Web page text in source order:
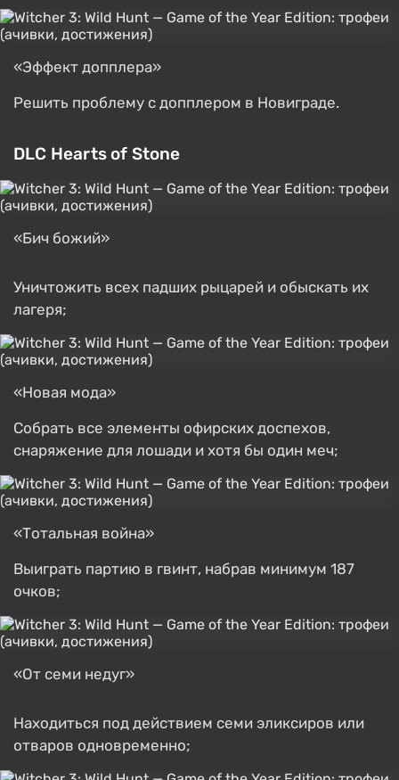
«Эффект допплера»
Решить проблему с допплером в Новиграде.
DLC Hearts of Stone
«Бич божий»
Уничтожить всех падших рыцарей и обыскать их
лагеря;
«Новая мода»
Собрать все элементы офирских доспехов,
снаряжение для лошади и хотя бы один меч;
«Тотальная война»
Выиграть партию в гвинт, набрав минимум 187
очков;
«От семи недуг»
Находиться под действием семи эликсиров или
отваров одновременно;